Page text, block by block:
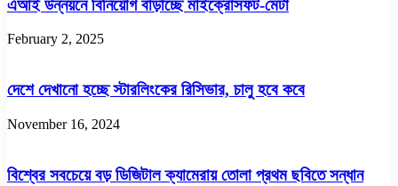
এআই উন্নয়নে বিনিয়োগ বাড়াচ্ছে মাইক্রোসফট-মেটা
February 2, 2025
দেশে দেখানো হচ্ছে স্টারলিংকের রিসিভার, চালু হবে কবে
November 16, 2024
বিশ্বের সবচেয়ে বড় ডিজিটাল ক্যামেরায় তোলা প্রথম ছবিতে সন্ধান